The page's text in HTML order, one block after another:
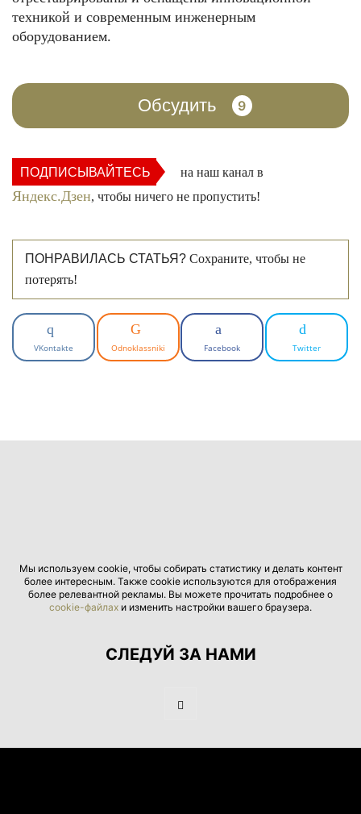
техникой и современным инженерным
оборудованием.
Обсудить 9
ПОДПИСЫВАЙТЕСЬ на наш канал в
Яндекс.Дзен, чтобы ничего не пропустить!
ПОНРАВИЛАСЬ СТАТЬЯ? Сохраните, чтобы не
потерять!
VKontakte Odnoklassniki Facebook Twitter
Мы используем cookie, чтобы собирать статистику и делать контент
более интересным. Также cookie используются для отображения
более релевантной рекламы. Вы можете прочитать подробнее о
cookie-файлах и изменить настройки вашего браузера.
СЛЕДУЙ ЗА НАМИ